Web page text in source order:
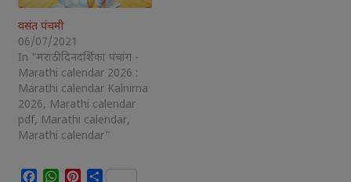
वसंत पंचमी
06/07/2021
In "मराठी दिनदर्शिका पंचांग -
Marathi calendar 2026 :
Marathi calendar Kalnirna
2026, Marathi calendar
pdf, Marathi calendar,
Marathi calendar"
Facebook
WhatsApp
Pinterest
Share